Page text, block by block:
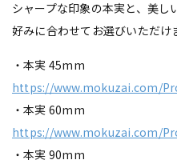
シャープな印象の本実と、美
好みに合わせてお選びいただけ
・本実 45mm
https://www.mokuzai.com/
・本実 60mm
https://www.mokuzai.com/
・本実 90mm